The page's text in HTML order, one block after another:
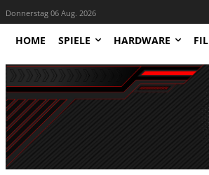
Donnerstag 06 Aug. 2026
HOME SPIELE HARDWARE